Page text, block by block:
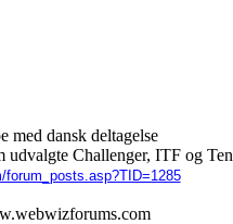
med dansk deltagelse
udvalgte Challenger, ITF og